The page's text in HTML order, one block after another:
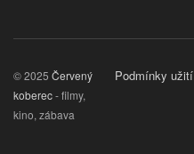
Podmínky užití
© 2025 Červený
koberec- filmy,
kino, zábava